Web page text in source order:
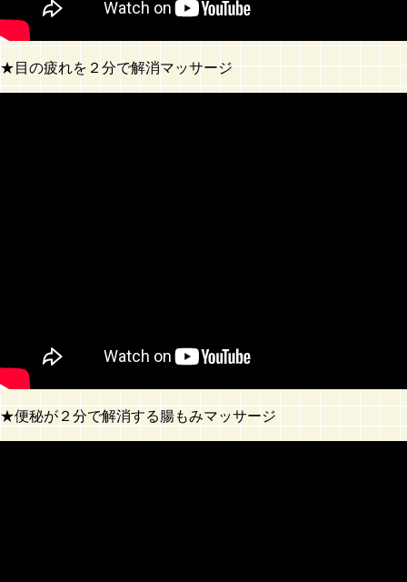
★目の疲れを２分で解消マッサージ
★便秘が２分で解消する腸もみマッサージ